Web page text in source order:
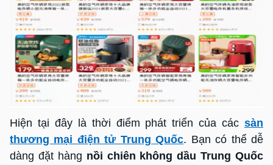
Hiện tại đây là thời điểm phát triển của các sàn
thương mại điện tử Trung Quốc. Bạn có thể dễ
dàng đặt hàng nồi chiên không dầu Trung Quốc